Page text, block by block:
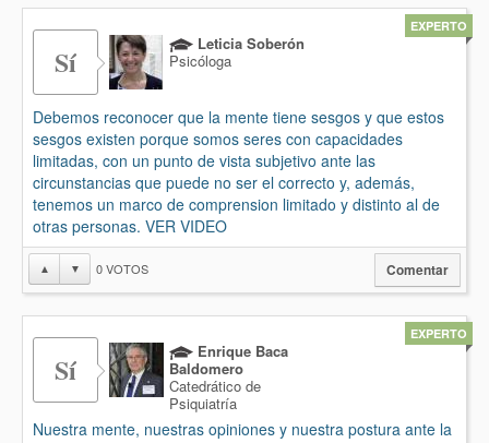
Sí
Leticia Soberón
Psicóloga
Debemos reconocer que la mente tiene sesgos y que estos
sesgos existen porque somos seres con capacidades
limitadas, con un punto de vista subjetivo ante las
circunstancias que puede no ser el correcto y, además,
tenemos un marco de comprension limitado y distinto al de
otras personas. VER VIDEO
EXPERTO
▲ ▼ 0VOTOS Comentar
Sí
Enrique Baca
Baldomero
Catedrático de
Psiquiatría
Nuestra mente, nuestras opiniones y nuestra postura ante la
EXPERTO